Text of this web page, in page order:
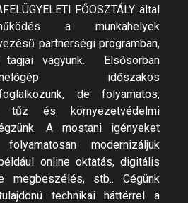
FŐOSZTÁLY által
a munkahelyek
partnerségi programban,
vagyunk. Elsősorban
emelőgép időszakos
de folyamatos,
tűz és környezetvédelmi
A mostani igényeket
modernizáljuk
online oktatás, digitális
megbeszélés, stb.. Cégünk
technikai háttérrel a